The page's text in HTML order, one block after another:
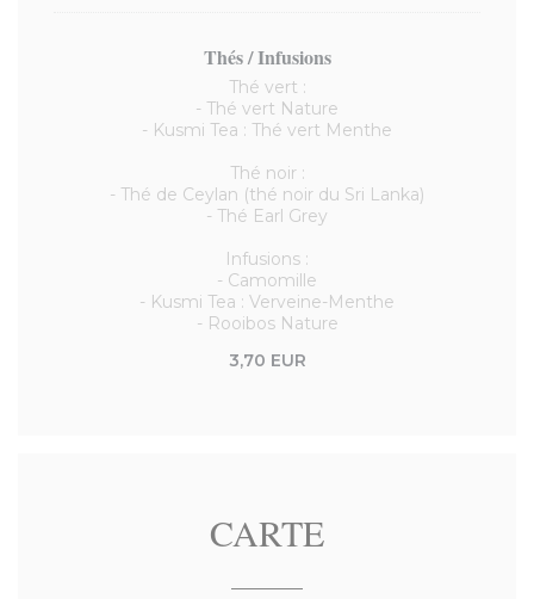
Thés / Infusions
Thé vert :
- Thé vert Nature
- Kusmi Tea : Thé vert Menthe
Thé noir :
- Thé de Ceylan (thé noir du Sri Lanka)
- Thé Earl Grey
Infusions :
- Camomille
- Kusmi Tea : Verveine-Menthe
- Rooibos Nature
3,70 EUR
CARTE